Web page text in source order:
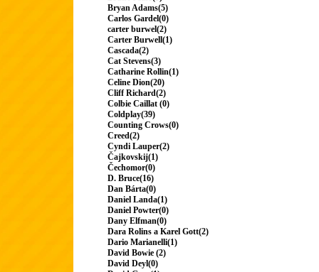
Bryan Adams(5)
Carlos Gardel(0)
carter burwel(2)
Carter Burwell(1)
Cascada(2)
Cat Stevens(3)
Catharine Rollin(1)
Celine Dion(20)
Cliff Richard(2)
Colbie Caillat (0)
Coldplay(39)
Counting Crows(0)
Creed(2)
Cyndi Lauper(2)
Čajkovskij(1)
Čechomor(0)
D. Bruce(16)
Dan Bárta(0)
Daniel Landa(1)
Daniel Powter(0)
Dany Elfman(0)
Dara Rolins a Karel Gott(2)
Dario Marianelli(1)
David Bowie (2)
David Deyl(0)